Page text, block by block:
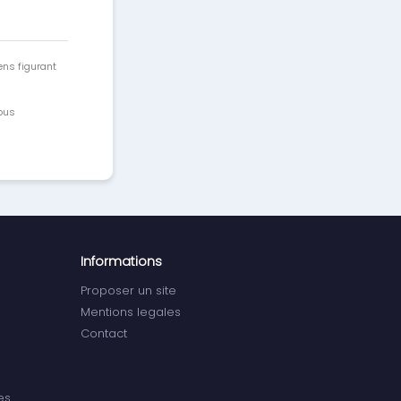
figurant
Informations
Proposer un site
Mentions legales
Contact